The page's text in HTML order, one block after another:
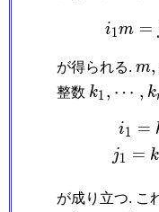
i1m =
が得られる. m,
m,
整数 k_1,
k1 , ⋯ , k
i1 =
j1 = k
が成り立つ. こ